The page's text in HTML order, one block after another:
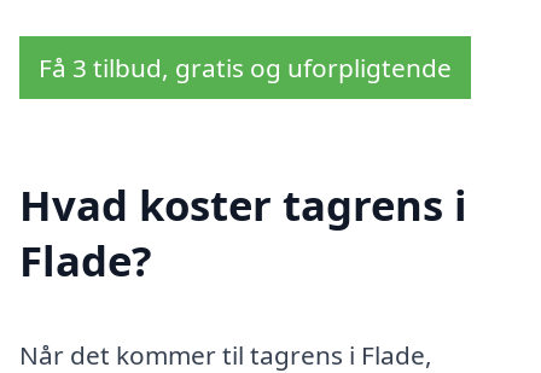
Få 3 tilbud, gratis og uforpligtende
Hvad koster tagrens i
Flade?
Når det kommer til tagrens i Flade,